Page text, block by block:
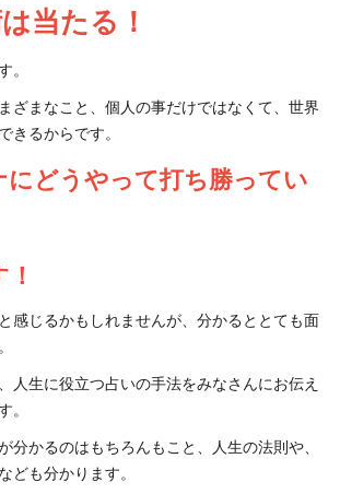
当たる！
。
ざまなこと、個人の事だけではなくて、世界
きるからです。
にどうやって打ち勝ってい
感じるかもしれませんが、分かるととても面
人生に役立つ占いの手法をみなさんにお伝え
。
分かるのはもちろんもこと、人生の法則や、
ども分かります。